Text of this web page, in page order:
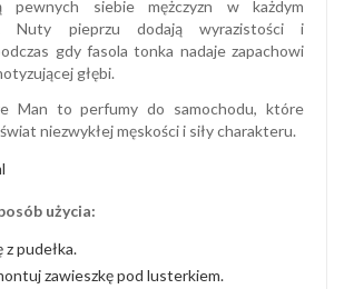
pewnych siebie mężczyzn w każdym
Nuty pieprzu dodają wyrazistości i
gdy fasola tonka nadaje zapachowi
głębi.
Man to perfumy do samochodu, które
niezwykłej męskości i siły charakteru.
użycia:
z pudełka.
zawieszkę pod lusterkiem.